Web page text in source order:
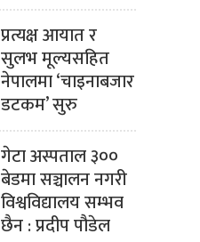
प्रत्यक्ष आयात र
सुलभ मूल्यसहित
नेपालमा ‘चाइनाबजार
डटकम’ सुरु
गेटा अस्पताल ३००
बेडमा सञ्चालन नगरी
विश्वविद्यालय सम्भव
छैन : प्रदीप पौडेल